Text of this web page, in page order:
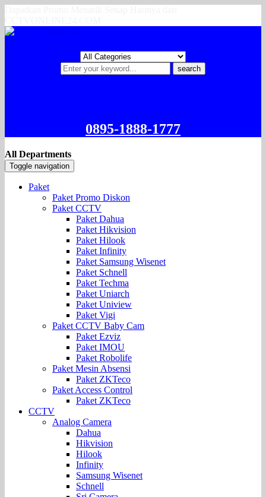
search
0895-1888-1777
All Departments
Toggle navigation
Paket
Paket Promo Diskon
Paket CCTV
Paket Dahua
Paket Hikvision
Paket Hilook
Paket Infinity
Paket Samsung Wisenet
Paket Schnell
Paket Techma
Paket Uniarch
Paket Uniview
Paket Vigi
Paket CCTV Baby Cam
Paket Ezviz
Paket IMOU
Paket Robolife
Paket Mesin Absensi
Paket ZKTeco
Paket Access Control
Paket ZKTeco
CCTV
Analog Camera
Dahua
Hikvision
Hilook
Infinity
Samsung Wisenet
Schnell